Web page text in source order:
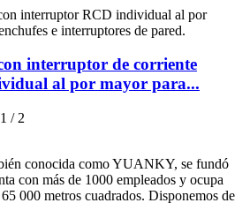
interruptor de corriente
al por mayor para...
/ 2
conocida como YUANKY, se fundó
con más de 1000 empleados y ocupa
000 metros cuadrados. Disponemos de